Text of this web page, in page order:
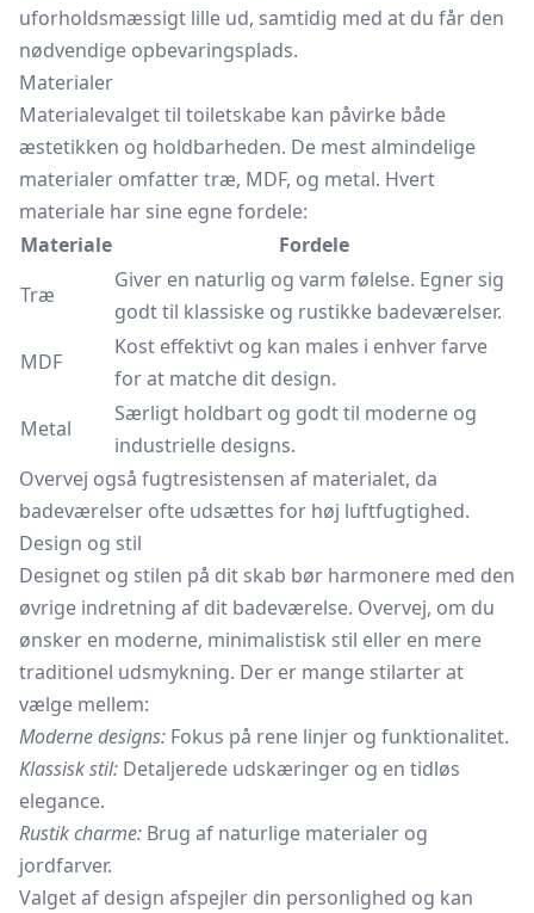
uforholdsmæssigt lille ud, samtidig med at du får den
nødvendige opbevaringsplads.
Materialer
Materialevalget til toiletskabe kan påvirke både
æstetikken og holdbarheden. De mest almindelige
materialer omfatter træ, MDF, og metal. Hvert
materiale har sine egne fordele:
Materiale
Fordele
Træ
Giver en naturlig og varm følelse. Egner sig
godt til klassiske og rustikke badeværelser.
MDF
Kost effektivt og kan males i enhver farve
for at matche dit design.
Metal
Særligt holdbart og godt til moderne og
industrielle designs.
Overvej også fugtresistensen af materialet, da
badeværelser ofte udsættes for høj luftfugtighed.
Design og stil
Designet og stilen på dit skab bør harmonere med den
øvrige indretning af dit badeværelse. Overvej, om du
ønsker en moderne, minimalistisk stil eller en mere
traditionel udsmykning. Der er mange stilarter at
vælge mellem:
Moderne designs: Fokus på rene linjer og funktionalitet.
Klassisk stil: Detaljerede udskæringer og en tidløs
elegance.
Rustik charme: Brug af naturlige materialer og
jordfarver.
Valget af design afspejler din personlighed og kan